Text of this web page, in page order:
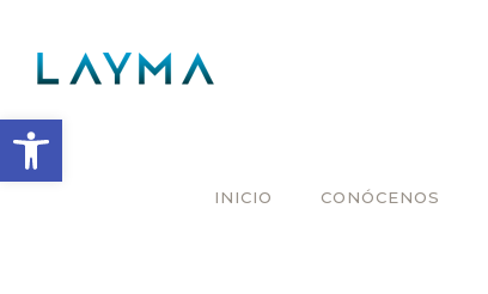
Abrir barra de herramientas
INICIO CONÓCENOS